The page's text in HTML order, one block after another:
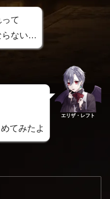
て
らない…
てみたよ
エリザ・レフト